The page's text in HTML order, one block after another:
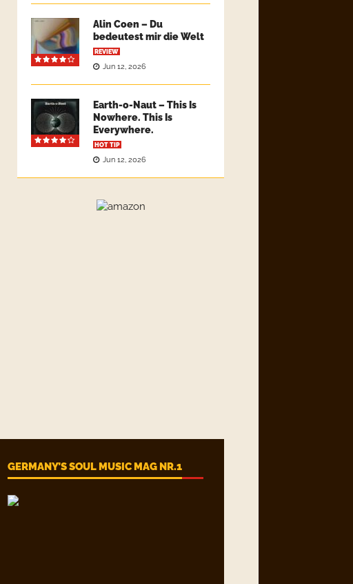
Alin Coen – Du
bedeutest mir die Welt
REVIEW
Jun 12, 2026
Earth-o-Naut – This Is
Nowhere. This Is
Everywhere.
HOT TIP
Jun 12, 2026
GERMANY’S SOUL MUSIC MAG NR.1